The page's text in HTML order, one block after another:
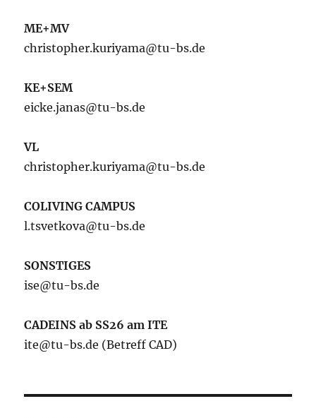
ME+MV
christopher.kuriyama@tu-bs.de
KE+SEM
eicke.janas@tu-bs.de
VL
christopher.kuriyama@tu-bs.de
COLIVING CAMPUS
l.tsvetkova@tu-bs.de
SONSTIGES
ise@tu-bs.de
CADEINS ab SS26 am ITE
ite@tu-bs.de (Betreff CAD)